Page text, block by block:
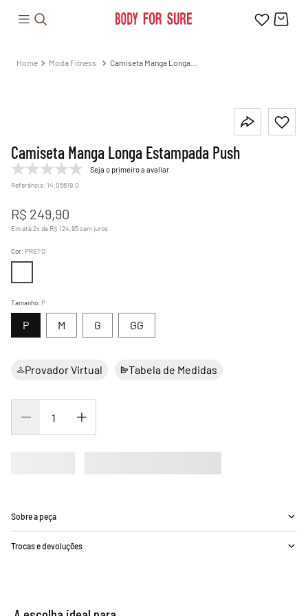
Moda Fitness
Camiseta Manga Longa
Camiseta Manga Longa Estampada Push
Seja o primeiro a avaliar
Referência: 14.05619.0
R$ 249,90
Em até2x de R$ 124 95sem juros
Tamanho: P
G GG
M
P
Cor: PRETO
Provador Virtual Tabela de Medidas
Sobre a peça
Trocas e devoluções